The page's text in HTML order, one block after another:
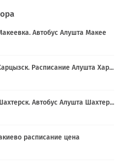
Автобус Алушта Макее
Расписание Алушта Хар...
Автобус Алушта Шахтер...
расписание цена